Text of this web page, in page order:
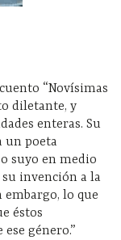
“Novísimas
diletante, y
enteras. Su
un poeta
suyo en medio
su invención a la
embargo, lo que
éstos
género.”